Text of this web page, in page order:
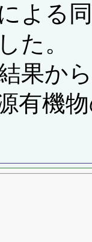
よる
た。
果か
有機